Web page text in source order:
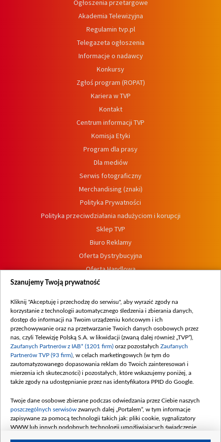
Ogłoszenia przetargowe
Akademia Telewizyjna
Regulamin tvp.pl
Telegazeta ogłoszenia
Informacje o nadawcy
Konkursy
Zgłoś program (ROPAT)
Kariera w TVP
Kontakt
Centrum informacji TVP
Komisja Etyki
Program dla prasy
Dla mediów
Serwis fotograficzny
Merchandising (znaki)
Polityka Prywatności
Polityka przeciwdziałania nadużyciom i korupcji
Sklep TVP
Biuro Reklamy
Oferta Dystrybucyjna
Oferta Handlowa
Dostępność
Procedura zgłoszeń wewnętrznych
Szanujemy Twoją prywatność
Kliknij "Akceptuję i przechodzę do serwisu", aby wyrazić zgody na
korzystanie z technologii automatycznego śledzenia i zbierania danych,
dostęp do informacji na Twoim urządzeniu końcowym i ich
przechowywanie oraz na przetwarzanie Twoich danych osobowych przez
nas, czyli Telewizję Polską S.A. w likwidacji (zwaną dalej również „TVP”),
Zaufanych Partnerów z IAB* (1201 firm) oraz pozostałych Zaufanych
Partnerów TVP (93 firm) , w celach marketingowych (w tym do
zautomatyzowanego dopasowania reklam do Twoich zainteresowań i
mierzenia ich skuteczności) i pozostałych, które wskazujemy poniżej, a
także zgody na udostępnianie przez nas identyfikatora PPID do Google.
Twoje dane osobowe zbierane podczas odwiedzania przez Ciebie naszych
poszczególnych serwisów zwanych dalej „Portalem”, w tym informacje
zapisywane za pomocą technologii takich jak: pliki cookie, sygnalizatory
WWW lub innych podobnych technologii umożliwiających świadczenie